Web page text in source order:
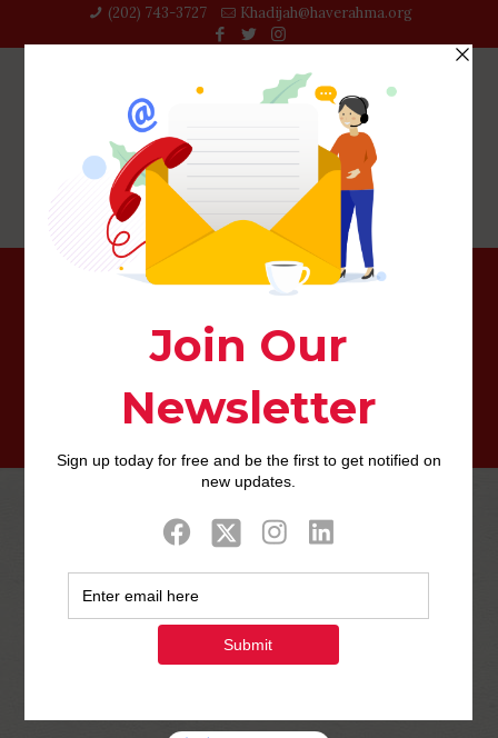
(202) 743-3727‬ Khadijah@haverahma.org
Per di piu, i minori di 18 anni non possono appressarsi
0 Published by
2023